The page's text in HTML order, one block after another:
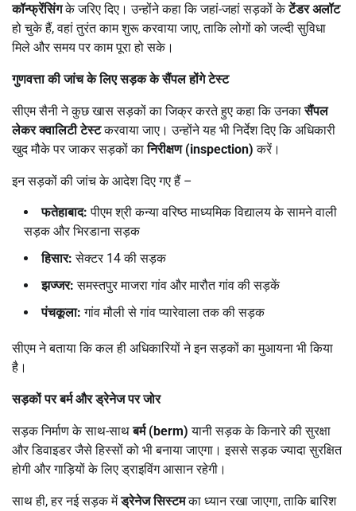
कॉन्फ्रेंसिंगके जरिए दिए। उन्होंने कहा कि जहां-जहां सड़कों केटेंडर अलॉट
हो चुके हैं, वहां तुरंत काम शुरू करवाया जाए, ताकि लोगों को जल्दी सुविधा
मिले और समय पर काम पूरा हो सके।
गुणवत्ता की जांच के लिए सड़क के सैंपल होंगे टेस्ट
सीएम सैनी ने कुछ खास सड़कों का जिक्र करते हुए कहा कि उनकासैंपल
लेकर क्वालिटी टेस्टकरवाया जाए। उन्होंने यह भी निर्देश दिए कि अधिकारी
खुद मौके पर जाकर सड़कों कानिरीक्षण (inspection) करें।
इन सड़कों की जांच के आदेश दिए गए हैं –
फतेहाबाद: पीएम श्री कन्या वरिष्ठ माध्यमिक विद्यालय के सामने वाली
सड़क और भिरडाना सड़क
हिसार: सेक्टर 14 की सड़क
झज्जर: समस्तपुर माजरा गांव और मारौत गांव की सड़कें
पंचकूला: गांव मौली से गांव प्यारेवाला तक की सड़क
सीएम ने बताया कि कल ही अधिकारियों ने इन सड़कों का मुआयना भी किया
है।
सड़कों पर बर्म और ड्रेनेज पर जोर
सड़क निर्माण के साथ-साथबर्म (berm) यानी सड़क के किनारे की सुरक्षा
और डिवाइडर जैसे हिस्सों को भी बनाया जाएगा। इससे सड़क ज्यादा सुरक्षित
होगी और गाड़ियों के लिए ड्राइविंग आसान रहेगी।
साथ ही, हर नई सड़क मेंड्रेनेज सिस्टमका ध्यान रखा जाएगा, ताकि बारिश